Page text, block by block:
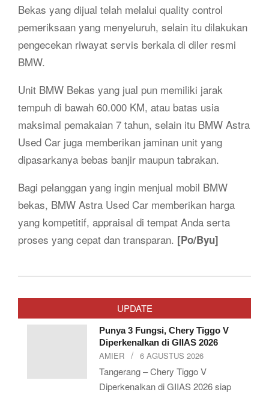
Bekas yang dijual telah melalui quality control
pemeriksaan yang menyeluruh, selain itu dilakukan
pengecekan riwayat servis berkala di diler resmi
BMW.
Unit BMW Bekas yang jual pun memiliki jarak
tempuh di bawah 60.000 KM, atau batas usia
maksimal pemakaian 7 tahun, selain itu BMW Astra
Used Car juga memberikan jaminan unit yang
dipasarkanya bebas banjir maupun tabrakan.
Bagi pelanggan yang ingin menjual mobil BMW
bekas, BMW Astra Used Car memberikan harga
yang kompetitif, appraisal di tempat Anda serta
proses yang cepat dan transparan. [Po/Byu]
08-
UPDATE
Punya 3 Fungsi, Chery Tiggo V
Diperkenalkan di GIIAS 2026
AMIER 6 AGUSTUS 2026
Tangerang – Chery Tiggo V
Diperkenalkan di GIIAS 2026 siap